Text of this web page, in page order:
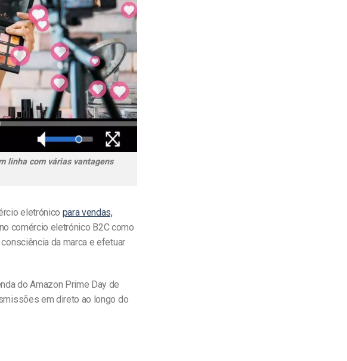
linha com várias vantagens
eletrónico para vendas,
comércio eletrónico B2C como
da marca e efetuar
do Amazon Prime Day de
em direto ao longo do